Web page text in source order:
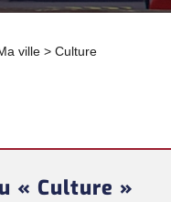
ville > Culture
« Culture »